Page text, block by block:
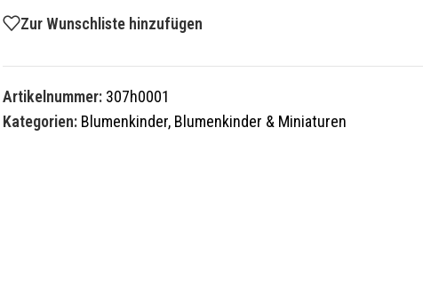
Zur Wunschliste hinzufügen
Artikelnummer: 307h0001
Kategorien: Blumenkinder, Blumenkinder & Miniaturen